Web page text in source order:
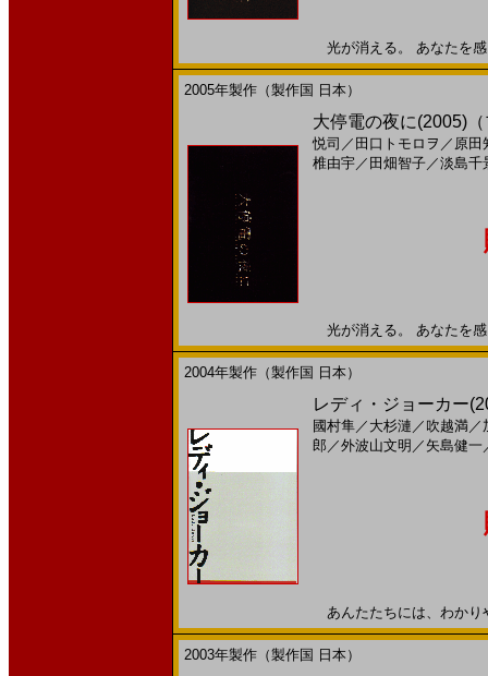
光が消える。 あなたを
2005年製作（製作国 日本）
大停電の夜に(2005)
悦司 ／ 田口トモロヲ ／ 原田
椎由宇／ 田畑智子／淡島千
光が消える。 あなたを
2004年製作（製作国 日本）
レディ・ジョーカー
國村隼／ 大杉漣 ／ 吹越満／
郎 ／外波山文明 ／ 矢島健一
あんたたちには、わか
2003年製作（製作国 日本）